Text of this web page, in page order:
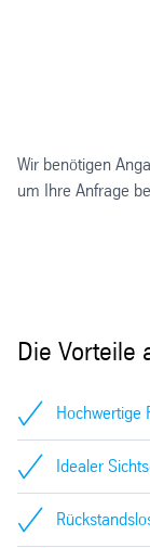
Wir benötigen
um Ihre Anfrage
Die Vorteile
Hochwertige
Idealer